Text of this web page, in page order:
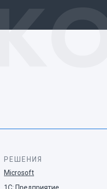
РЕШЕНИЯ
Microsoft